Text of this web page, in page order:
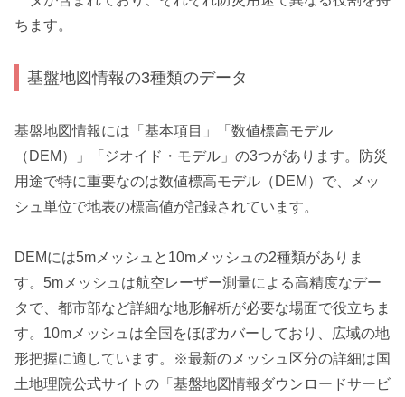
ちます。
基盤地図情報の3種類のデータ
基盤地図情報には「基本項目」「数値標高モデル
（DEM）」「ジオイド・モデル」の3つがあります。防災
用途で特に重要なのは数値標高モデル（DEM）で、メッ
シュ単位で地表の標高値が記録されています。
DEMには5mメッシュと10mメッシュの2種類がありま
す。5mメッシュは航空レーザー測量による高精度なデー
タで、都市部など詳細な地形解析が必要な場面で役立ちま
す。10mメッシュは全国をほぼカバーしており、広域の地
形把握に適しています。※最新のメッシュ区分の詳細は国
土地理院公式サイトの「基盤地図情報ダウンロードサービ